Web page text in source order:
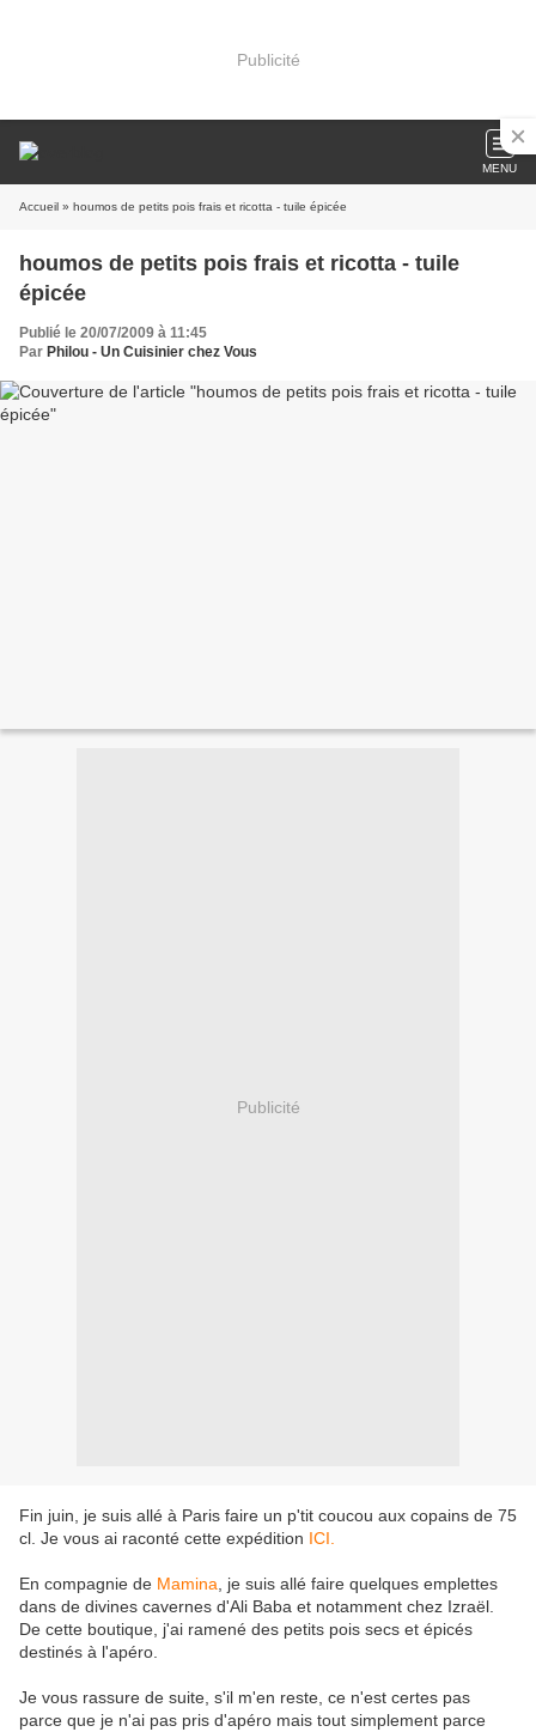
Publicité
MENU
Accueil » houmos de petits pois frais et ricotta - tuile épicée
houmos de petits pois frais et ricotta - tuile
épicée
Publié le 20/07/2009 à 11:45
Par Philou - Un Cuisinier chez Vous
Publicité
Fin juin, je suis allé à Paris faire un p'tit coucou aux copains de 75
cl. Je vous ai raconté cette expédition ICI.
En compagnie de Mamina , je suis allé faire quelques emplettes
dans de divines cavernes d'Ali Baba et notamment chez Izraël.
De cette boutique, j'ai ramené des petits pois secs et épicés
destinés à l'apéro.
Je vous rassure de suite, s'il m'en reste, ce n'est certes pas
parce que je n'ai pas pris d'apéro mais tout simplement parce